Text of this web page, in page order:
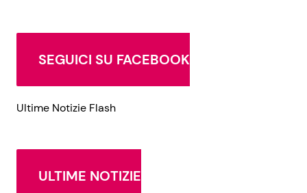
SEGUICI SU FACEBOOK
Ultime Notizie Flash
ULTIME NOTIZIE